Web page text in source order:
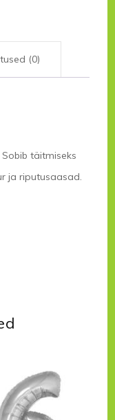
(0)
täitmiseks
ja riputusaasad.